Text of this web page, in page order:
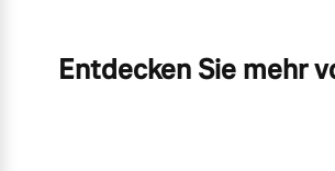
Entdecken Sie mehr